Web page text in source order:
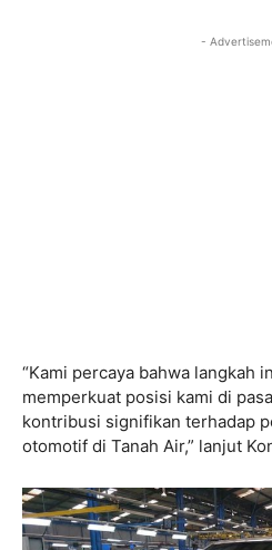
-
“Kami percaya bahwa langkah
memperkuat posisi kami di
kontribusi signifikan terhadap
otomotif di Tanah Air,” lanjut